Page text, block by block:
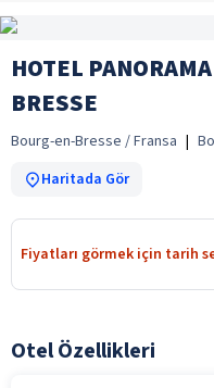
HOTEL
BRESSE
Bourg-en-Bresse / Fransa |
Haritada Gör
Fiyatları görmek için tarih
Otel Özellikleri